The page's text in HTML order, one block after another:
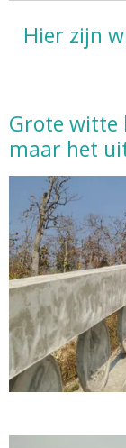
Hier zijn
Grote witte
maar het